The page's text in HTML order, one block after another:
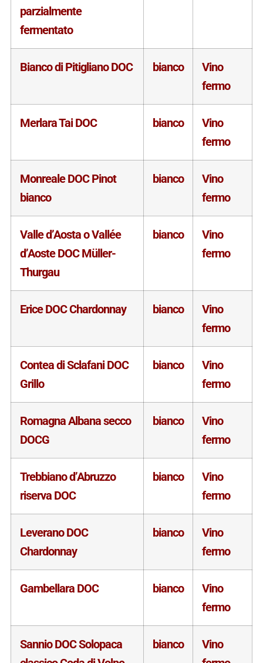
parzialmente
fermentato
Bianco di Pitigliano DOC bianco
Vino
fermo
Merlara Tai DOC bianco
Vino
fermo
Monreale DOC Pinot
bianco
bianco
Vino
fermo
Valle d’Aosta o Vallée
d’Aoste DOC Müller-
Thurgau
bianco
Vino
fermo
Erice DOC Chardonnay bianco
Vino
fermo
Contea di Sclafani DOC
Grillo
bianco
Vino
fermo
Romagna Albana secco
DOCG
bianco
Vino
fermo
Trebbiano d’Abruzzo
riserva DOC
bianco
Vino
fermo
Leverano DOC
Chardonnay
bianco
Vino
fermo
Gambellara DOC bianco
Vino
fermo
Sannio DOC Solopaca
bianco
Vino